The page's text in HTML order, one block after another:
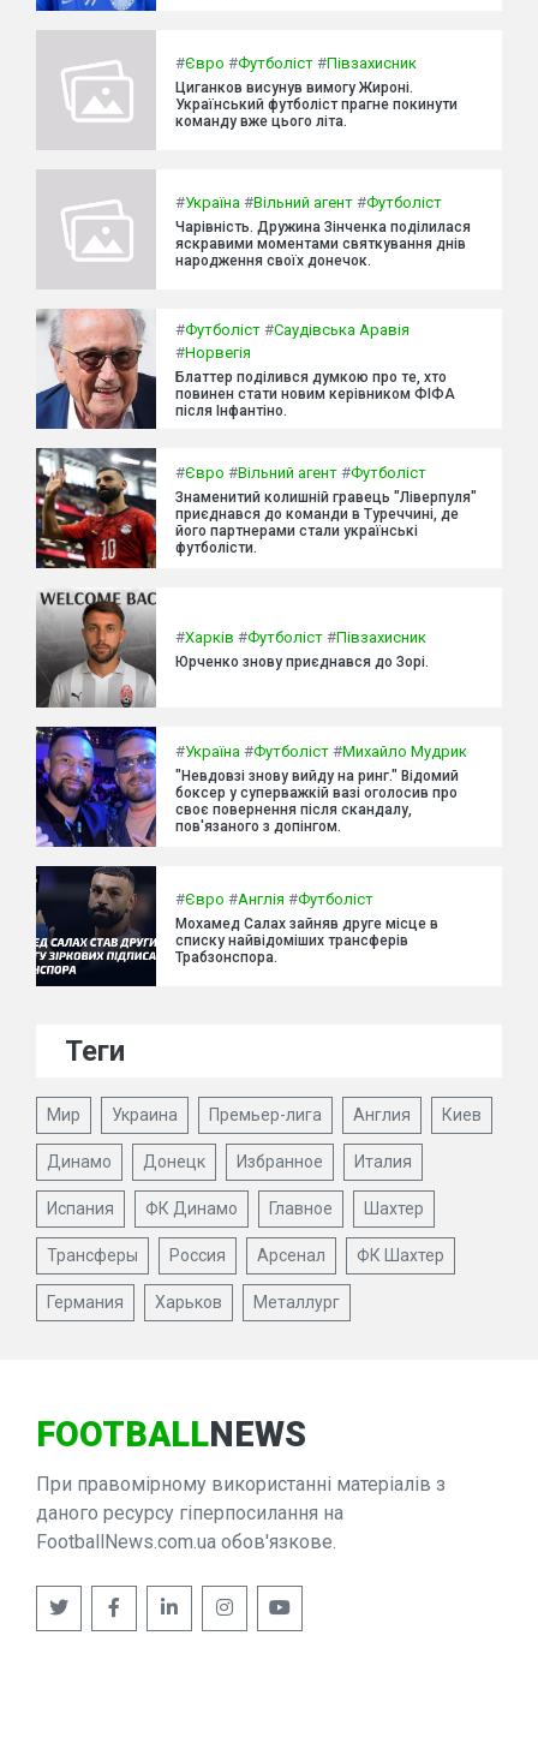
#Євро #Футболіст #Півзахисник
Циганков висунув вимогу Жироні.
Український футболіст прагне покинути
команду вже цього літа.
#Україна #Вільний агент #Футболіст
Чарівність. Дружина Зінченка поділилася
яскравими моментами святкування днів
народження своїх донечок.
#Футболіст #Саудівська Аравія
#Норвегія
Блаттер поділився думкою про те, хто
повинен стати новим керівником ФІФА
після Інфантіно.
#Євро #Вільний агент #Футболіст
Знаменитий колишній гравець "Ліверпуля"
приєднався до команди в Туреччині, де
його партнерами стали українські
футболісти.
#Харків #Футболіст #Півзахисник
Юрченко знову приєднався до Зорі.
#Україна #Футболіст #Михайло Мудрик
"Невдовзі знову вийду на ринг." Відомий
боксер у суперважкій вазі оголосив про
своє повернення після скандалу,
пов'язаного з допінгом.
#Євро #Англія #Футболіст
Мохамед Салах зайняв друге місце в
списку найвідоміших трансферів
Трабзонспора.
Теги
Мир Украина Премьер-лига Англия Киев
Динамо Донецк Избранное Италия
Испания ФК Динамо Главное Шахтер
Трансферы Россия Арсенал ФК Шахтер
Германия Харьков Металлург
FOOTBALLNEWS
При правомірному використанні матеріалів з
даного ресурсу гіперпосилання на
FootballNews.com.ua обов'язкове.